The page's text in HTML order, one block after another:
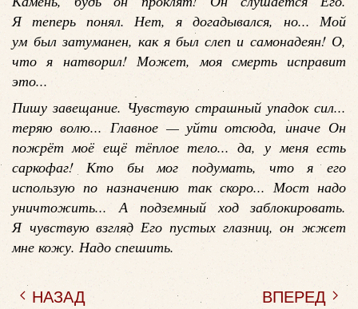
Я теперь понял. Нет, я догадывался, но... Мой
ум был затуманен, как я был слеп и самонадеян! О,
что я натворил! Может, моя смерть исправит
это...
Пишу завещание. Чувствую страшный упадок сил...
теряю волю... Главное — уйти отсюда, иначе Он
пожрёт моё ещё тёплое тело... да, у меня есть
саркофаг! Кто бы мог подумать, что я его
использую по назначению так скоро... Мост надо
уничтожить... А подземный ход заблокировать.
Я чувствую взгляд Его пустых глазниц, он жжет
мне кожу. Надо спешить.
НАЗАД ВПЕРЕД